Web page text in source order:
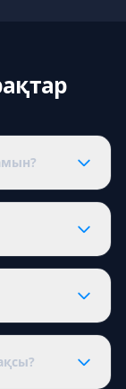
сынақ
бастауға
жұмысы
касса және